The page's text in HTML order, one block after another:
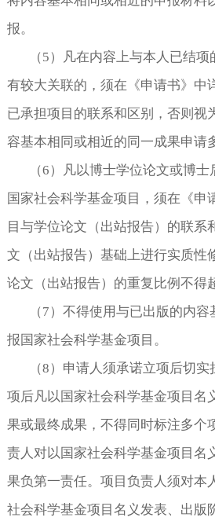
报。
（5 ）凡在内容上与本人已结项
有较大关联的，须在《申请书》中
已承担项目的联系和区别，否则视
容基本相同或相近的同一成果申请
（6 ）凡以博士学位论文或博
国家社会科学基金项目，须在《申
目与学位论文（出站报告）的联系
文（出站报告）基础上进行实质性
论文（出站报告）的重复比例不得
（7 ）不得使用与已出版的内容
报国家社会科学基金项目。
（8 ）申请人须承诺立项后切
项后凡以国家社会科学基金项目名
果或最终成果，不得同时标注多个
责人对以国家社会科学基金项目名
果负第一责任。项目负责人须对本
社会科学基金项目名义发表、出版